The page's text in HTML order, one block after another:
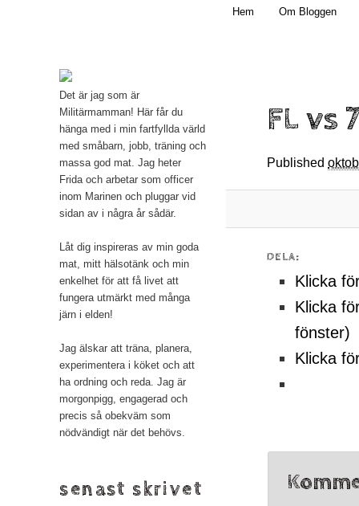
Mamma, militär och märkbart obekväm
Hem Om Bloggen
FL vs
Published
DELA:
Klicka
Klicka
fönster)
Klicka
Det är jag som är
Militärmamman! Här får du
hänga med i min fartfyllda värld
med småbarn, jobb, träning och
massa god mat. Jag heter
Frida och arbetar som officer
inom Marinen och pluggar vid
sidan av i några år sådär.
Låt dig inspireras av min goda
mat, mitt hälsotänk och min
enkelhet för att få livet att
fungera utmärkt med många
järn i elden!
Jag älskar att träna, planera,
experimentera i köket och att
ha ordning och reda. Jag är
morgonpigg, engagerad och
precis så obekväm som
nödvändigt när det behövs.
senast skrivet